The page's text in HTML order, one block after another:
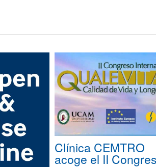
Clínica CEMTRO
acoge el II